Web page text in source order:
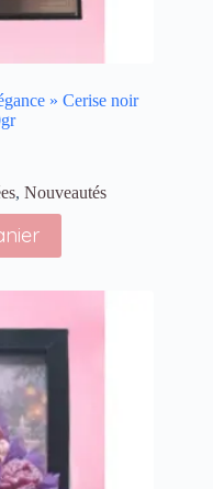
» Cerise noir
,Nouveautés